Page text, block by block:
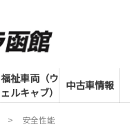
福祉車両（ウ
ェルキャブ）
中古車情報
安全性能